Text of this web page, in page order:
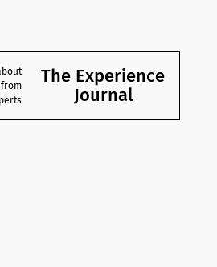
The Experience
Journal
from